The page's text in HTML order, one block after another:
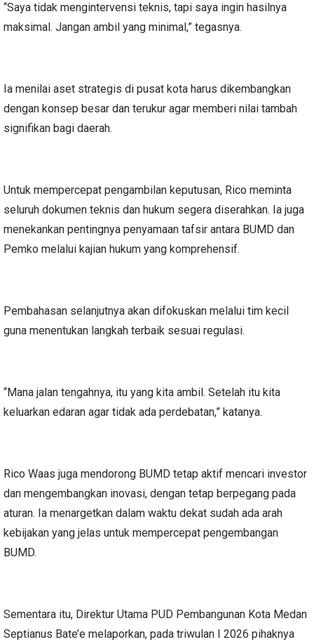
“Saya tidak mengintervensi teknis, tapi saya ingin hasilnya
maksimal. Jangan ambil yang minimal,” tegasnya.
Ia menilai aset strategis di pusat kota harus dikembangkan
dengan konsep besar dan terukur agar memberi nilai tambah
signifikan bagi daerah.
Untuk mempercepat pengambilan keputusan, Rico meminta
seluruh dokumen teknis dan hukum segera diserahkan. Ia juga
menekankan pentingnya penyamaan tafsir antara BUMD dan
Pemko melalui kajian hukum yang komprehensif.
Pembahasan selanjutnya akan difokuskan melalui tim kecil
guna menentukan langkah terbaik sesuai regulasi.
“Mana jalan tengahnya, itu yang kita ambil. Setelah itu kita
keluarkan edaran agar tidak ada perdebatan,” katanya.
Rico Waas juga mendorong BUMD tetap aktif mencari investor
dan mengembangkan inovasi, dengan tetap berpegang pada
aturan. Ia menargetkan dalam waktu dekat sudah ada arah
kebijakan yang jelas untuk mempercepat pengembangan
BUMD.
Sementara itu, Direktur Utama PUD Pembangunan Kota Medan
Septianus Bate’e melaporkan, pada triwulan I 2026 pihaknya